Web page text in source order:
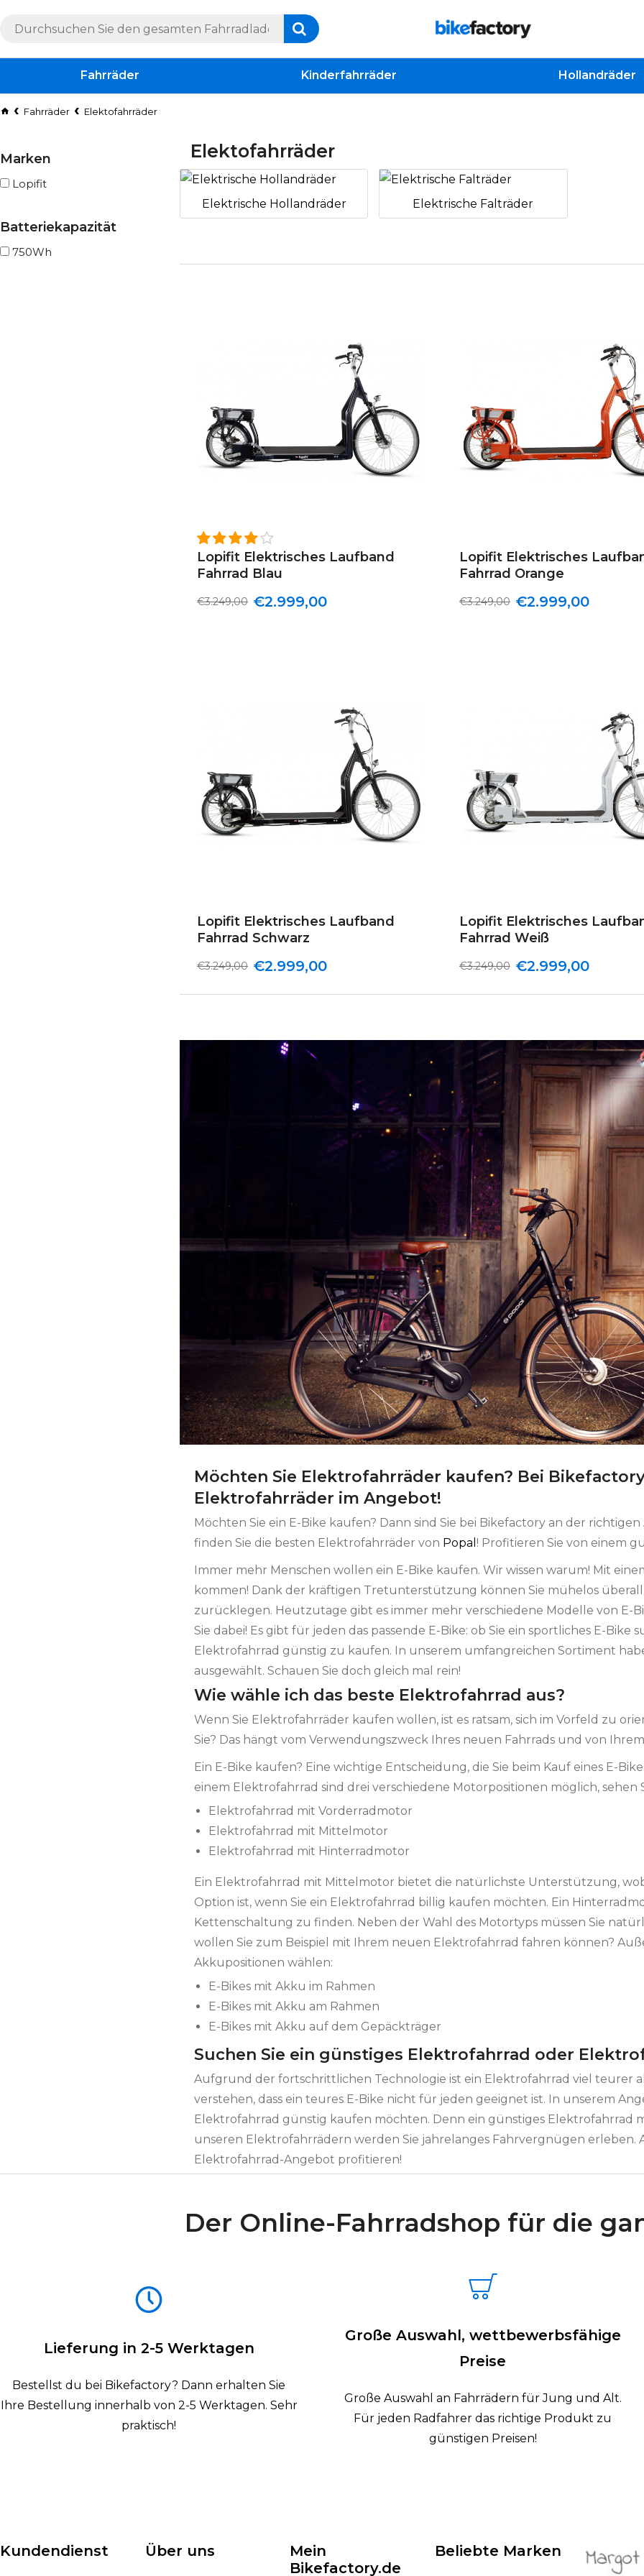
Fahrräder Kinderfahrräder Hollandräder
Fahrräder Elektofahrräder
Marken
Lopifit
Batteriekapazität
750Wh
Elektofahrräder
Möchten Sie Elektrofahrräder kaufen? Bei
Elektrofahrräder im Angebot!
Möchten Sie ein E-Bike kaufen? Dann sind Sie bei Bikefactory an der
finden Sie die besten Elektrofahrräder von Popal ! Profitieren Sie von einem
Immer mehr Menschen wollen ein E-Bike kaufen. Wir wissen warum! Mit
kommen! Dank der kräftigen Tretunterstützung können Sie mühelos
zurücklegen. Heutzutage gibt es immer mehr verschiedene Modelle von E-
Sie dabei! Es gibt für jeden das passende E-Bike: ob Sie ein sportliches E-
Elektrofahrrad günstig zu kaufen. In unserem umfangreichen Sortiment
ausgewählt. Schauen Sie doch gleich mal rein!
Wie wähle ich das beste Elektrofahrrad aus?
Wenn Sie Elektrofahrräder kaufen wollen, ist es ratsam, sich im Vorfeld zu
Sie? Das hängt vom Verwendungszweck Ihres neuen Fahrrads und von
Ein E-Bike kaufen? Eine wichtige Entscheidung, die Sie beim Kauf eines E-
einem Elektrofahrrad sind drei verschiedene Motorpositionen möglich, sehen
Elektrofahrrad mit Vorderradmotor
Elektrofahrrad mit Mittelmotor
Elektrofahrrad mit Hinterradmotor
Ein Elektrofahrrad mit Mittelmotor bietet die natürlichste Unterstützung,
Option ist, wenn Sie ein Elektrofahrrad billig kaufen möchten. Ein
Kettenschaltung zu finden. Neben der Wahl des Motortyps müssen Sie
wollen Sie zum Beispiel mit Ihrem neuen Elektrofahrrad fahren können?
Akkupositionen wählen:
E-Bikes mit Akku im Rahmen
E-Bikes mit Akku am Rahmen
E-Bikes mit Akku auf dem Gepäckträger
Suchen Sie ein günstiges Elektrofahrrad oder
Aufgrund der fortschrittlichen Technologie ist ein Elektrofahrrad viel teurer
verstehen, dass ein teures E-Bike nicht für jeden geeignet ist. In unserem
Elektrofahrrad günstig kaufen möchten. Denn ein günstiges Elektrofahrrad
unseren Elektrofahrrädern werden Sie jahrelanges Fahrvergnügen
Elektrofahrrad-Angebot profitieren!
Elektrische Hollandräder Elektrische Falträder
Lopifit Elektrisches Laufband
Fahrrad Blau
€2.999,00
€3.249,00
Lopifit Elektrisches
Fahrrad Orange
€2.999,00
€3.249,00
Lopifit Elektrisches Laufband
Fahrrad Schwarz
€2.999,00
€3.249,00
Lopifit Elektrisches
Fahrrad Weiß
€2.999,00
€3.249,00
Der Online-Fahrradshop für die
Lieferung in 2-5 Werktagen
Bestellst du bei Bikefactory? Dann erhalten Sie
Ihre Bestellung innerhalb von 2-5 Werktagen. Sehr
praktisch!
Große Auswahl, wettbewerbsfähige
Preise
Große Auswahl an Fahrrädern für Jung und Alt.
Für jeden Radfahrer das richtige Produkt zu
günstigen Preisen!
Kundendienst Über uns
Mein
Bikefactory.de
Beliebte Marken